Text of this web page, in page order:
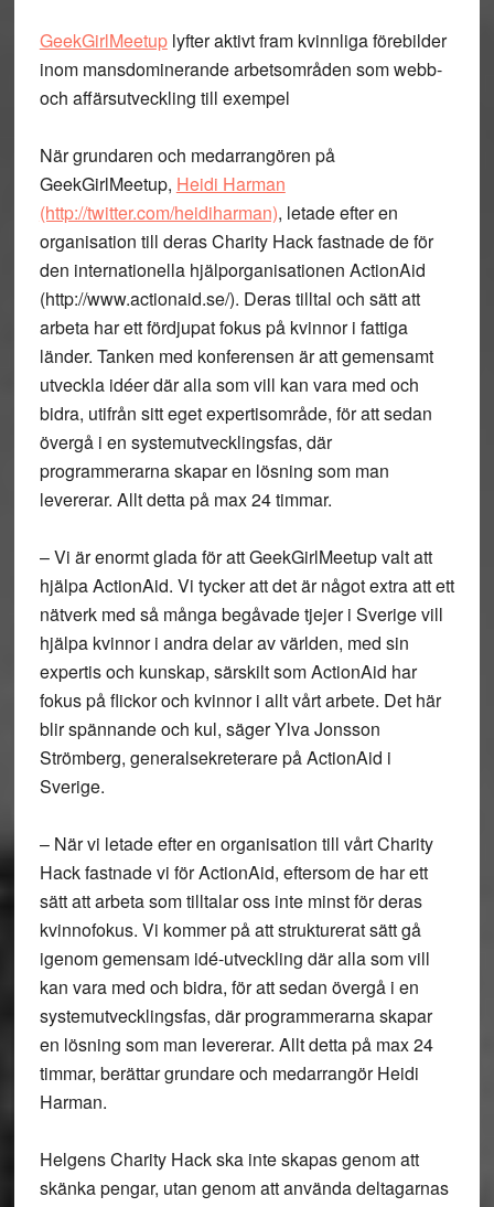
GeekGirlMeetuplyfter aktivt fram kvinnliga förebilder
inom mansdominerande arbetsområden som webb-
och affärsutveckling till exempel
När grundaren och medarrangören på
GeekGirlMeetup, Heidi Harman
(http://twitter.com/heidiharman), letade efter en
organisation till deras Charity Hack fastnade de för
den internationella hjälporganisationen ActionAid
(http://www.actionaid.se/). Deras tilltal och sätt att
arbeta har ett fördjupat fokus på kvinnor i fattiga
länder. Tanken med konferensen är att gemensamt
utveckla idéer där alla som vill kan vara med och
bidra, utifrån sitt eget expertisområde, för att sedan
övergå i en systemutvecklingsfas, där
programmerarna skapar en lösning som man
levererar. Allt detta på max 24 timmar.
– Vi är enormt glada för att GeekGirlMeetup valt att
hjälpa ActionAid. Vi tycker att det är något extra att ett
nätverk med så många begåvade tjejer i Sverige vill
hjälpa kvinnor i andra delar av världen, med sin
expertis och kunskap, särskilt som ActionAid har
fokus på flickor och kvinnor i allt vårt arbete. Det här
blir spännande och kul, säger Ylva Jonsson
Strömberg, generalsekreterare på ActionAid i
Sverige.
– När vi letade efter en organisation till vårt Charity
Hack fastnade vi för ActionAid, eftersom de har ett
sätt att arbeta som tilltalar oss inte minst för deras
kvinnofokus. Vi kommer på att strukturerat sätt gå
igenom gemensam idé-utveckling där alla som vill
kan vara med och bidra, för att sedan övergå i en
systemutvecklingsfas, där programmerarna skapar
en lösning som man levererar. Allt detta på max 24
timmar, berättar grundare och medarrangör Heidi
Harman.
Helgens Charity Hackska inte skapas genom att
skänka pengar, utan genom att använda deltagarnas